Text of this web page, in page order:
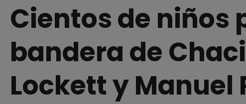
Cientos de niños
bandera de
Lockett y Manuel